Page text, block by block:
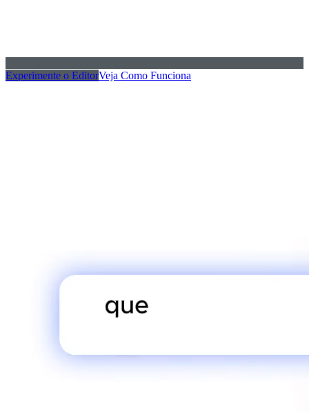
Experimente o EditorVeja Como Funciona